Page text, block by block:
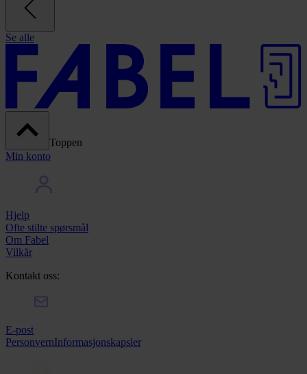
Se alle
Toppen
Min konto
Hjelp
Ofte stilte spørsmål
Om Fabel
Vilkår
Kontakt oss:
E-post
PersonvernInformasjonskapsler